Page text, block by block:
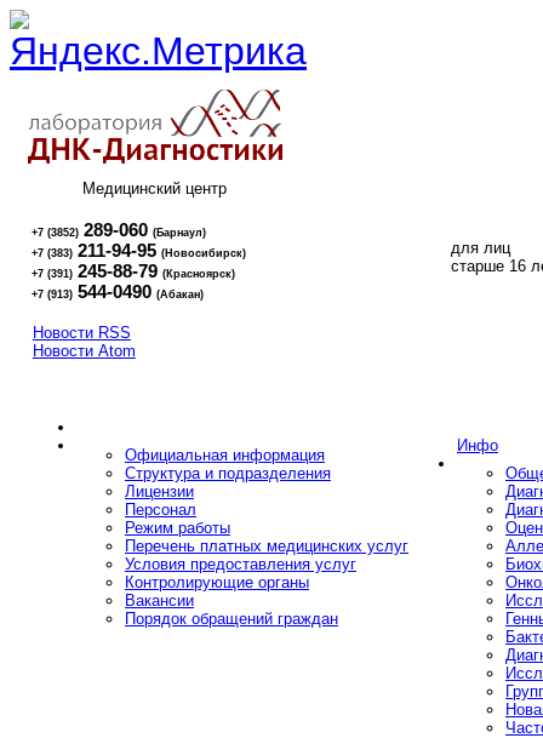
Медицинский центр
+7 (3852) 289-060 (Барнаул)
+7 (383) 211-94-95 (Новосибирск)
+7 (391) 245-88-79 (Красноярск)
+7 (913) 544-0490 (Абакан)
для лиц
старше 16
Новости RSS
Новости Atom
Инфо
Официальная информация
Структура и подразделения
Лицензии
Персонал
Режим работы
Перечень платных медицинских услуг
Условия предоставления услуг
Контролирующие органы
Вакансии
Порядок обращений граждан